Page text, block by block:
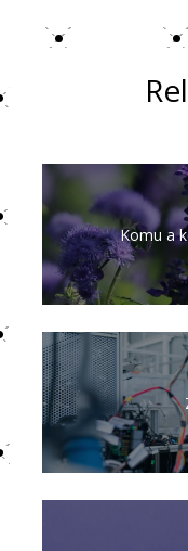
Komu a